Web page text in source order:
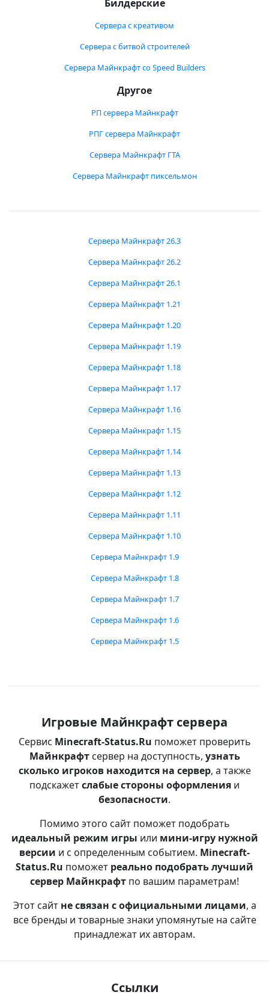
Билдерские
Сервера с креативом
Сервера с битвой строителей
Сервера Майнкрафт со Speed Builders
Другое
РП сервера Майнкрафт
РПГ сервера Майнкрафт
Сервера Майнкрафт ГТА
Сервера Майнкрафт пиксельмон
Сервера Майнкрафт 26.3
Сервера Майнкрафт 26.2
Сервера Майнкрафт 26.1
Сервера Майнкрафт 1.21
Сервера Майнкрафт 1.20
Сервера Майнкрафт 1.19
Сервера Майнкрафт 1.18
Сервера Майнкрафт 1.17
Сервера Майнкрафт 1.16
Сервера Майнкрафт 1.15
Сервера Майнкрафт 1.14
Сервера Майнкрафт 1.13
Сервера Майнкрафт 1.12
Сервера Майнкрафт 1.11
Сервера Майнкрафт 1.10
Сервера Майнкрафт 1.9
Сервера Майнкрафт 1.8
Сервера Майнкрафт 1.7
Сервера Майнкрафт 1.6
Сервера Майнкрафт 1.5
Игровые Майнкрафт сервера
Сервис Minecraft-Status.Ru поможет проверить
Майнкрафтсервер на доступность, узнать
сколько игроков находится на сервер, а также
подскажетслабые стороны оформления и
безопасности.
Помимо этого сайт поможет подобрать
идеальный режим игры или мини-игру нужной
версии и с определенным событием. Minecraft-
Status.Ru поможет реально подобрать лучший
сервер Майнкрафт по вашим параметрам!
Этот сайт не связан с официальными лицами, а
все бренды и товарные знаки упомянутые на сайте
принадлежат их авторам.
Ссылки